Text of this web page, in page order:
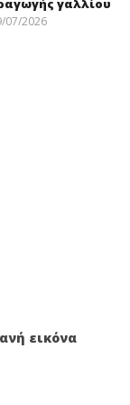
γαλλίου
07/2026
εικόνα